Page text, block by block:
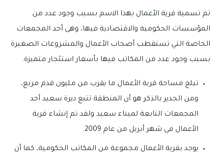
تم تسمية قرية الأعمال بهذا الاسم بسبب وجود عدد من
المؤسسات الحكومية والاقتصادية فيها، وهى أحد المجمعات
الخاصة التي تستقطب أصحاب الأعمال والمشروعات الصغيرة
بسبب وجود عدد من المكاتب فيها بأسعار استئجار متميزة.
تبلغ مساحة قرية الأعمال ما يقرب من مليون قدم مربع،
ومن الجدير بالذكر هو أن المنطقة تتبع ديرة سعيد أحد
المجمعات التابعة لميناء سعيد ولقد تم إنشاء قرية
الأعمال في شهر أبريل من عام 2009.
يوجد بقرية الأعمال مجموعة من المكاتب الحكومية، كما أن